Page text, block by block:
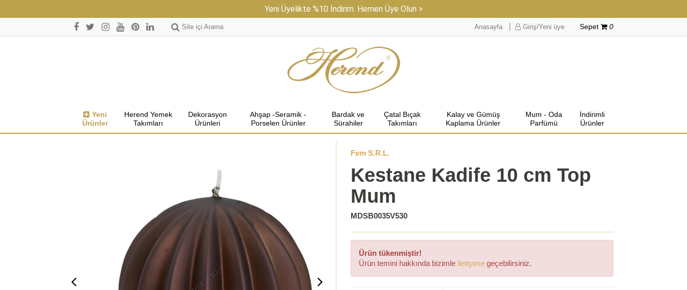
Yeni Üyelikte %10 İndirim. Hemen Üye Olun >
Site içi Arama Anasayfa Giriş/Yeni üye Sepet 0
Yeni
Ürünler
Herend Yemek
Takımları
Dekorasyon
Ürünleri
Ahşap -Seramik -
Porselen Ürünler
Bardak ve
Sürahiler
Çatal Bıçak
Takımları
Kalay ve Gümüş
Kaplama Ürünler
Mum - Oda
Parfümü
İndirimli
Ürünler
Fem S.R.L.
Kestane Kadife 10 cm Top
Mum
MDSB0035V530
Ürün tükenmiştir!
Ürün temini hakkında bizimle iletişime geçebilirsiniz.